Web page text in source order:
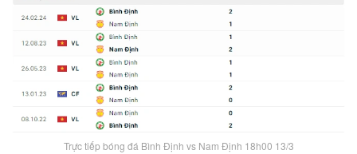
Trực tiếp bóng đá Bình Định vs Nam Định 18h00 13/3